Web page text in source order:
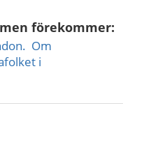
förekommer:
 Om
i